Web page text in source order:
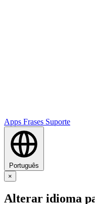
Apps Frases Suporte
Português
×
Alterar idioma